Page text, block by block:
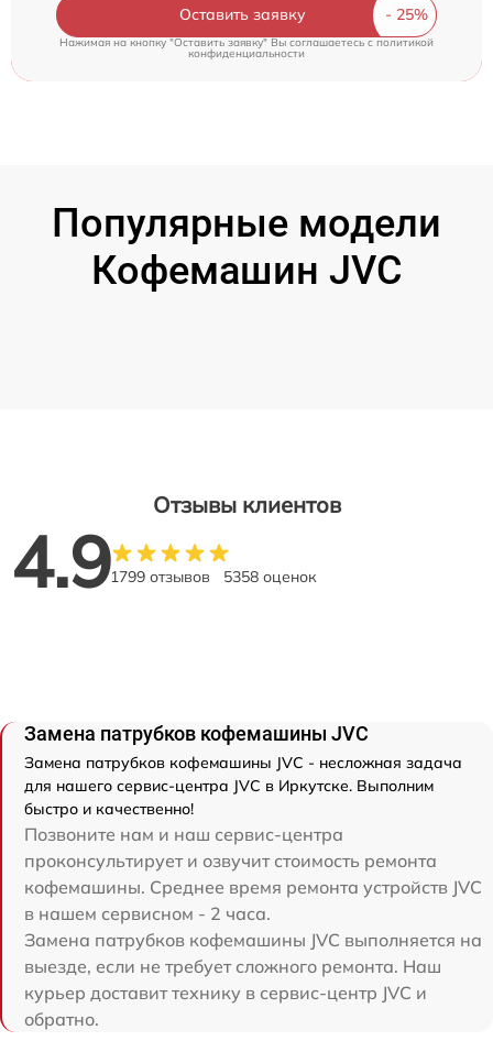
Оставить заявку
Нажимая на кнопку "Оставить заявку" Вы соглашаетесь cполитикой
конфиденциальности
Популярные модели
Кофемашин JVC
Отзывы клиентов
4.91799 отзывов 5358 оценок
Замена патрубков кофемашины JVC
Замена патрубков кофемашины JVC - несложная задача
для нашего сервис-центра JVC в Иркутске. Выполним
быстро и качественно!
Позвоните нам и наш сервис-центра
проконсультирует и озвучит стоимость ремонта
кофемашины. Среднее время ремонта устройств JVC
в нашем сервисном - 2 часа.
Замена патрубков кофемашины JVC выполняется на
выезде, если не требует сложного ремонта. Наш
курьер доставит технику в сервис-центр JVC и
обратно.